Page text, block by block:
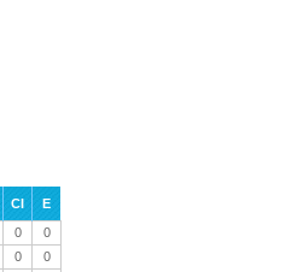
CI
E
0
0
0
0